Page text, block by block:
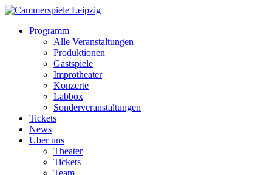
Programm
Alle Veranstaltungen
Produktionen
Gastspiele
Improtheater
Konzerte
Labbox
Sonderveranstaltungen
Tickets
News
Über uns
Theater
Tickets
Team